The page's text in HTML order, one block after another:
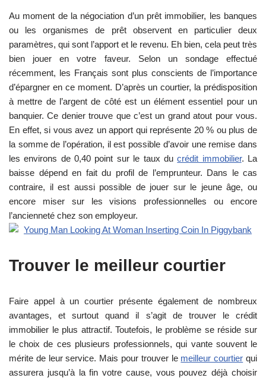
Au moment de la négociation d’un prêt immobilier, les banques
ou les organismes de prêt observent en particulier deux
paramètres, qui sont l’apport et le revenu. Eh bien, cela peut très
bien jouer en votre faveur. Selon un sondage effectué
récemment, les Français sont plus conscients de l’importance
d’épargner en ce moment. D’après un courtier, la prédisposition
à mettre de l’argent de côté est un élément essentiel pour un
banquier. Ce denier trouve que c’est un grand atout pour vous.
En effet, si vous avez un apport qui représente 20 % ou plus de
la somme de l’opération, il est possible d’avoir une remise dans
les environs de 0,40 point sur le taux ducrédit immobilier. La
baisse dépend en fait du profil de l’emprunteur. Dans le cas
contraire, il est aussi possible de jouer sur le jeune âge, ou
encore miser sur les visions professionnelles ou encore
l’ancienneté chez son employeur.
Trouver le meilleur courtier
Faire appel à un courtier présente également de nombreux
avantages, et surtout quand il s’agit de trouver le crédit
immobilier le plus attractif. Toutefois, le problème se réside sur
le choix de ces plusieurs professionnels, qui vante souvent le
mérite de leur service. Mais pour trouver le meilleur courtier qui
assurera jusqu’à la fin votre cause, vous pouvez déjà choisir